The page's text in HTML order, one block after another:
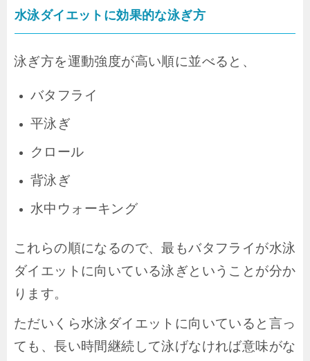
水泳ダイエットに効果的な泳ぎ方
泳ぎ方を運動強度が高い順に並べると、
バタフライ
平泳ぎ
クロール
背泳ぎ
水中ウォーキング
これらの順になるので、最もバタフライが水泳
ダイエットに向いている泳ぎということが分か
ります。
ただいくら水泳ダイエットに向いていると言っ
ても、長い時間継続して泳げなければ意味がな